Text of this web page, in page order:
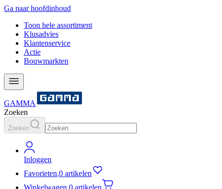
Ga naar hoofdinhoud
Toon hele assortiment
Klusadvies
Klantenservice
Actie
Bouwmarkten
GAMMA
Zoeken
Zoeken
Inloggen
Favorieten,0 artikelen
Winkelwagen,0 artikelen